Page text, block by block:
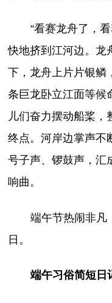
“看赛龙舟了，
快地挤到江河边。龙
下，龙舟上片片银鳞
条巨龙卧立江面等候
儿们奋力摆动船桨，
终点。河岸边掌声不
号子声、锣鼓声，汇
响曲。
端午节热闹非凡
日。
端午习俗简短日